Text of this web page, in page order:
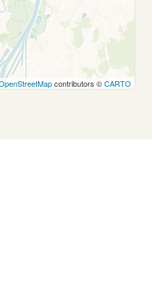
contributors ©CARTO